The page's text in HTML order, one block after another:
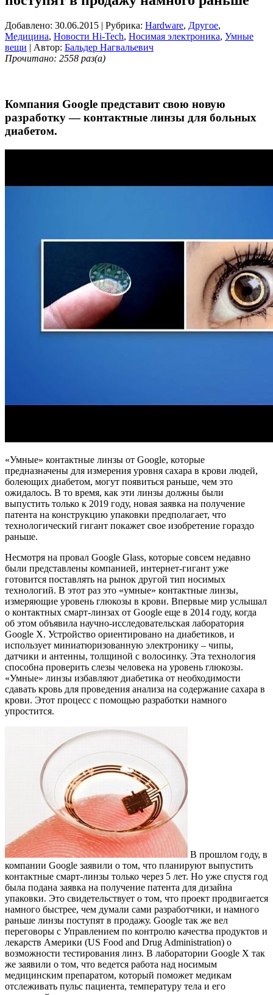
Добавлено: 30.06.2015 | Рубрика: Hardware, Другое,
Медицина, Новости Hi-Tech, Носимая электроника, Умные
вещи | Автор: Бальдер Нагвальевич
Прочитано: 2558 раз(а)
Компания Google представит свою новую
разработку — контактные линзы для больных
диабетом.
«Умные» контактные линзы от Google, которые
предназначены для измерения уровня сахара в крови людей,
болеющих диабетом, могут появиться раньше, чем это
ожидалось. В то время, как эти линзы должны были
выпустить только к 2019 году, новая заявка на получение
патента на конструкцию упаковки предполагает, что
технологический гигант покажет свое изобретение гораздо
раньше.
Несмотря на провал Google Glass, которые совсем недавно
были представлены компанией, интернет-гигант уже
готовится поставлять на рынок другой тип носимых
технологий. В этот раз это «умные» контактные линзы,
измеряющие уровень глюкозы в крови. Впервые мир услышал
о контактных смарт-линзах от Google еще в 2014 году, когда
об этом объявила научно-исследовательская лаборатория
Google X. Устройство ориентировано на диабетиков, и
использует миниатюризованную электронику – чипы,
датчики и антенны, толщиной с волосинку. Эта технология
способна проверить слезы человека на уровень глюкозы.
«Умные» линзы избавляют диабетика от необходимости
сдавать кровь для проведения анализа на содержание сахара в
крови. Этот процесс с помощью разработки намного
упростится.
В прошлом году, в
компании Google заявили о том, что планируют выпустить
контактные смарт-линзы только через 5 лет. Но уже спустя год
была подана заявка на получение патента для дизайна
упаковки. Это свидетельствует о том, что проект продвигается
намного быстрее, чем думали сами разработчики, и намного
раньше линзы поступят в продажу. Google так же вел
переговоры с Управлением по контролю качества продуктов и
лекарств Америки (US Food and Drug Administration) о
возможности тестирования линз. В лаборатории Google X так
же заявили о том, что ведется работа над носимым
медицинским препаратом, который поможет медикам
отслеживать пульс пациента, температуру тела и его